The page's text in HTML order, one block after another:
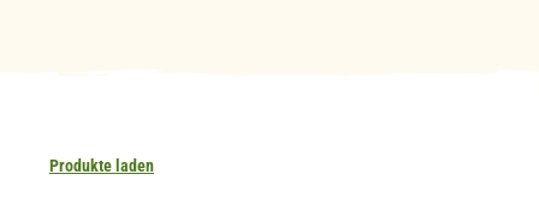
Produkte laden